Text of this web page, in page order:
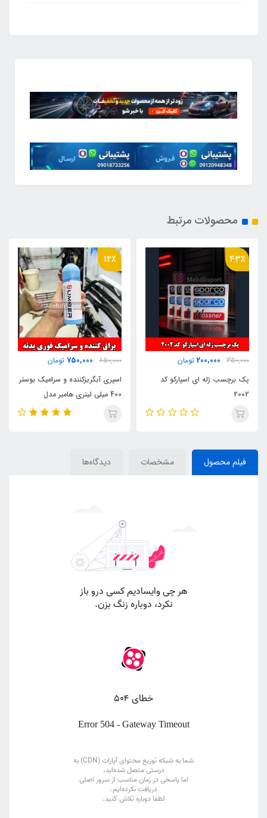
محصولات مرتبط
43٪
350,000
200,000 تومان
پک برچسب ژله ای اسپارکو کد
2002
12٪
850,000
750,000 تومان
اسپری آبگریزکننده و سرامیک بوستر
400 میلی لیتری هامبر مدل
Humber Ceramic Booster
فیلم محصول مشخصات دیدگاه‌ها